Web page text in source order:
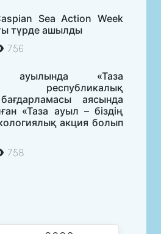
Sea Action Week
түрде ашылды
756
ауылында «Таза
республикалық
аясында
«Таза ауыл – біздің
акция болып
758